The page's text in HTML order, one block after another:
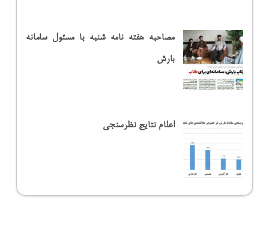
مصاحبه هفته نامه شنبه با مسئول سامانه
بارش
اعلام نتایج نظرسنجی